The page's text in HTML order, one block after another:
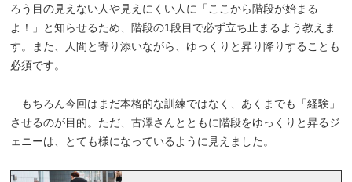
ろう目の見えない人や見えにくい人に「ここから階段が始まる
よ！」と知らせるため、階段の1段目で必ず立ち止まるよう教えま
す。また、人間と寄り添いながら、ゆっくりと昇り降りすることも
必須です。
もちろん今回はまだ本格的な訓練ではなく、あくまでも「経験」
させるのが目的。ただ、古澤さんとともに階段をゆっくりと昇るジ
ェニーは、とても様になっているように見えました。